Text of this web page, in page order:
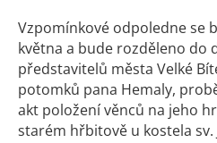
Vzpomínkové odpoledne se
května a bude rozděleno do
představitelů města Velké
potomků pana Hemaly,
akt položení věnců na jeho
starém hřbitově u kostela sv.